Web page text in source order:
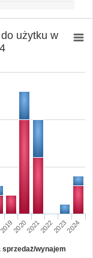
użytku w
sprzedaż/wynajem
20202021202220232024